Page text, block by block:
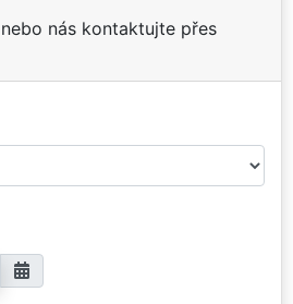
nás kontaktujte přes